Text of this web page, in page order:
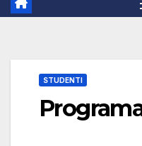
STUDENTI